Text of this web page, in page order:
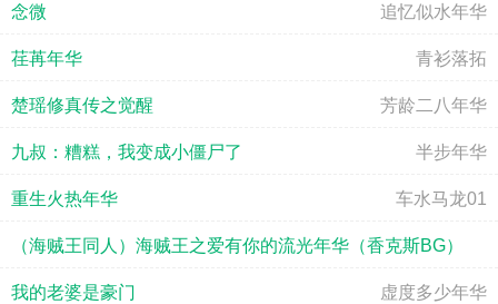
念微 追忆似水年华
荏苒年华 青衫落拓
楚瑶修真传之觉醒 芳龄二八年华
九叔：糟糕，我变成小僵尸了 半步年华
重生火热年华 车水马龙01
（海贼王同人）海贼王之爱有你的流光年华（香克斯BG）
艾斯的安
我的老婆是豪门 虚度多少年华